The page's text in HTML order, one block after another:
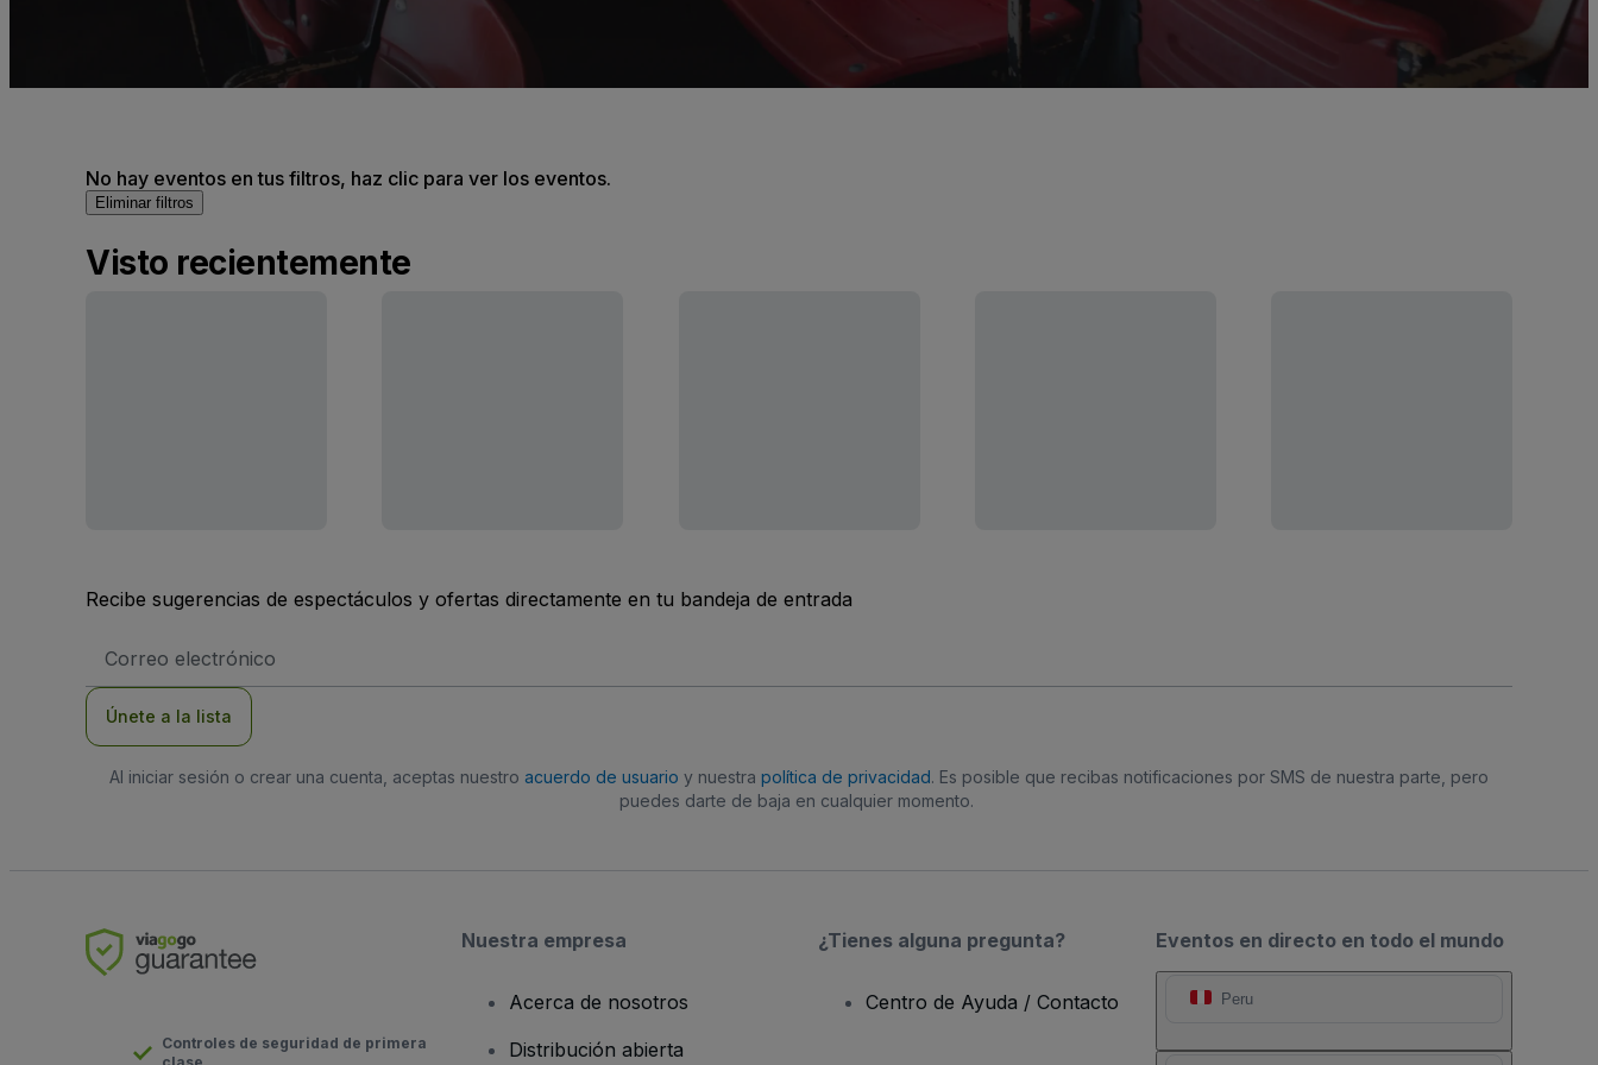
No hay eventos en tus filtros, haz clic para ver los eventos.
Eliminar filtros
Visto recientemente
Recibe sugerencias de espectáculos y ofertas directamente en tu bandeja de entrada
de
Únete a la lista
Al iniciar sesión o crear una cuenta, aceptas nuestro acuerdo de usuario y nuestra política de privacidad. Es posible que recibas notificaciones por SMS de nuestra parte, pero
puedes darte de baja en cualquier momento.
Eventos en directo en todo el mundo
Peru
Controles de seguridad de primera
Nuestra empresa
Acerca de nosotros
Distribución abierta
¿Tienes alguna pregunta?
Centro de Ayuda / Contacto